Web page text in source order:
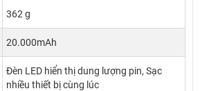
362 g
20.000mAh
Đèn LED hiển thị dung lượng pin, Sạc
nhiều thiết bị cùng lúc